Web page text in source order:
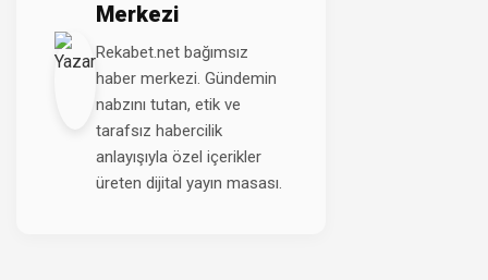
Merkezi
Rekabet.net bağımsız
haber merkezi. Gündemin
nabzını tutan, etik ve
tarafsız habercilik
anlayışıyla özel içerikler
üreten dijital yayın masası.